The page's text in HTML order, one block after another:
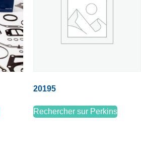
20195
Rechercher sur Perkins